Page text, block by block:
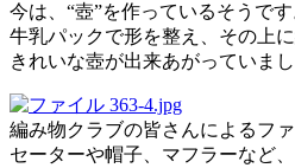
今は、“壺”を作っているそうです
牛乳パックで形を整え、その上に
きれいな壺が出来あがっていまし
編み物クラブの皆さんによるファ
セーターや帽子、マフラーなど